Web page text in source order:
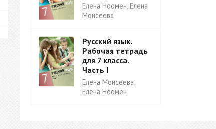
Елена Ноомен, Елена
Моисеева
Русский язык.
Рабочая тетрадь
для 7 класса.
Часть I
Елена Моисеева,
Елена Ноомен